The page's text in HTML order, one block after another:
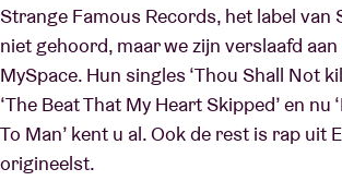
Strange Famous Records, het label van
niet gehoord, maar we zijn verslaafd
MySpace. Hun singles ‘Thou Shall Not
‘The Beat That My Heart Skipped’ en nu
To Man’ kent u al. Ook de rest is rap uit
origineelst.